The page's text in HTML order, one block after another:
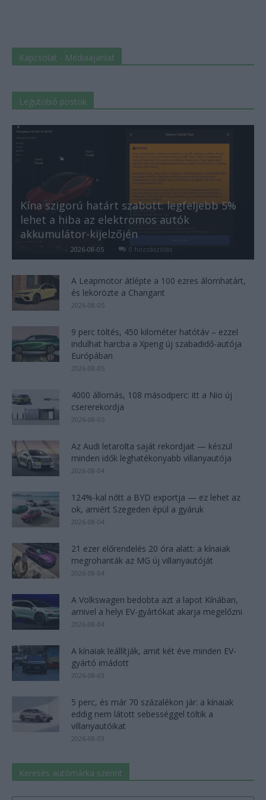
Kapcsolat - Médiaajánlat
Legutolsó postok
Kína szigorú határt szabott: legfeljebb 5%
lehet a hiba az elektromos autók
akkumulátor-kijelzőjén
- 2026-08-05 0 hozzászólás
A Leapmotor átlépte a 100 ezres álomhatárt,
és lekörözte a Changant
2026-08-05
9 perc töltés, 450 kilométer hatótáv – ezzel
indulhat harcba a Xpeng új szabadidő-autója
Európában
2026-08-05
4000 állomás, 108 másodperc: itt a Nio új
csererekordja
2026-08-05
Az Audi letarolta saját rekordjait — készül
minden idők leghatékonyabb villanyautója
2026-08-04
124%-kal nőtt a BYD exportja — ez lehet az
ok, amiért Szegeden épül a gyáruk
2026-08-04
21 ezer előrendelés 20 óra alatt: a kínaiak
megrohanták az MG új villanyautóját
2026-08-04
A Volkswagen bedobta azt a lapot Kínában,
amivel a helyi EV-gyártókat akarja megelőzni
2026-08-04
A kínaiak leállítják, amit két éve minden EV-
gyártó imádott
2026-08-03
5 perc, és már 70 százalékon jár: a kínaiak
eddig nem látott sebességgel töltik a
villanyautóikat
2026-08-03
Keresés autómárka szerint
Keresés